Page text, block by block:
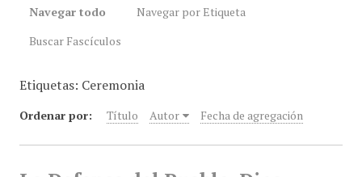
Navegar todo
Navegar por Etiqueta
Buscar Fascículos
Etiquetas: Ceremonia
Ordenar por: Título Autor Fecha de agregación